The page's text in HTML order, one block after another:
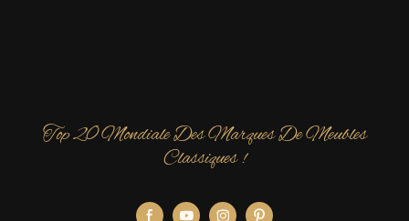
Top 20 Mondiale Des Marques De Meubles
Classiques !